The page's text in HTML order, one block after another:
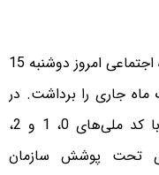
به گزارش تسنیم, وزارت تعاون، کار و رفاه اجتماعی امروز دوشنبه 15
ماه جاری را برداشت. در
این مرحله، علاوه بر سرپرستان خانوار با کد ملی‌های 0، 1 و 2،
تحت پوشش سازمان